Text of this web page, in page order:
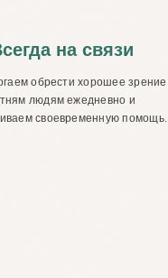
на связи
обрести хорошее зрение
людям ежедневно и
своевременную помощь.